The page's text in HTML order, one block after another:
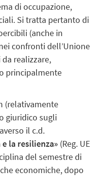
di occupazione,
Si tratta pertanto di
(anche in
confronti dell’Unione
realizzare,
principalmente
(relativamente
giuridico sugli
il c.d.
la resilienza» (Reg. UE
del semestre di
economiche, dopo